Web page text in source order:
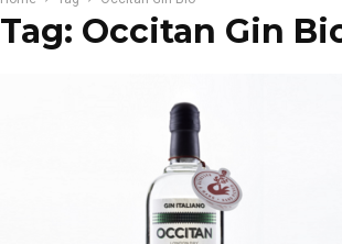
Tag: Occitan Gin